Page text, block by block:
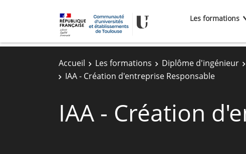
Les formations
Accueil Les formations Diplôme d'ingénieur
IAA - Création d'entreprise Responsable
IAA - Création